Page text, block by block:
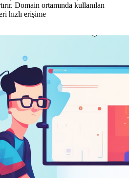
Domain ortamında kullanılan
hızlı erişime